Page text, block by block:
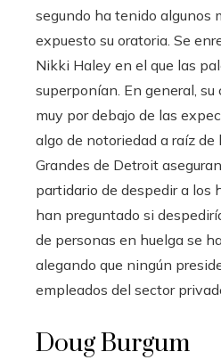
segundo ha tenido algunos
expuesto su oratoria. Se
Nikki Haley en el que las
superponían. En general,
muy por debajo de las
algo de notoriedad a raíz de
Grandes de Detroit
partidario de despedir a los
han preguntado si
de personas en huelga se
alegando que ningún
empleados del sector
Doug Burgum